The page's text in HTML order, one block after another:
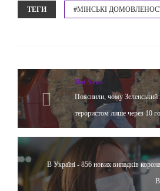
ТЕГИ #МІНСЬКІ
Hot News
Пояснили, чому Зеленський
терористом лише через 10
В Україні - 856 нових випадків